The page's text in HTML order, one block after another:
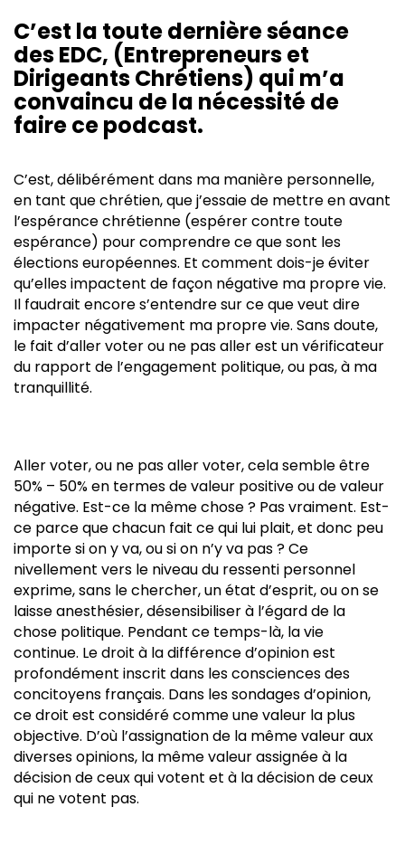
C’est la toute dernière séance
des EDC, (Entrepreneurs et
Dirigeants Chrétiens) qui m’a
convaincu de la nécessité de
faire ce podcast.
C’est, délibérément dans ma manière personnelle,
en tant que chrétien, que j’essaie de mettre en avant
l’espérance chrétienne (espérer contre toute
espérance) pour comprendre ce que sont les
élections européennes. Et comment dois-je éviter
qu’elles impactent de façon négative ma propre vie.
Il faudrait encore s’entendre sur ce que veut dire
impacter négativement ma propre vie. Sans doute,
le fait d’aller voter ou ne pas aller est un vérificateur
du rapport de l’engagement politique, ou pas, à ma
tranquillité.
Aller voter, ou ne pas aller voter, cela semble être
50% – 50% en termes de valeur positive ou de valeur
négative. Est-ce la même chose ? Pas vraiment. Est-
ce parce que chacun fait ce qui lui plait, et donc peu
importe si on y va, ou si on n’y va pas ? Ce
nivellement vers le niveau du ressenti personnel
exprime, sans le chercher, un état d’esprit, ou on se
laisse anesthésier, désensibiliser à l’égard de la
chose politique. Pendant ce temps-là, la vie
continue. Le droit à la différence d’opinion est
profondément inscrit dans les consciences des
concitoyens français. Dans les sondages d’opinion,
ce droit est considéré comme une valeur la plus
objective. D’où l’assignation de la même valeur aux
diverses opinions, la même valeur assignée à la
décision de ceux qui votent et à la décision de ceux
qui ne votent pas.